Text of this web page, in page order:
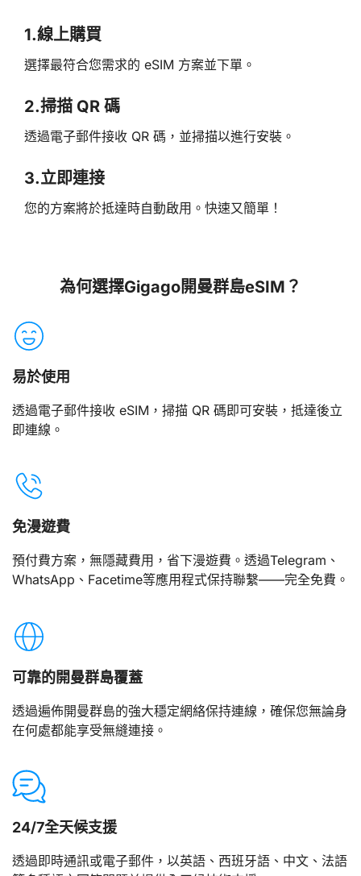
1.線上購買
選擇最符合您需求的 eSIM 方案並下單。
2.掃描 QR 碼
透過電子郵件接收 QR 碼，並掃描以進行安裝。
3.立即連接
您的方案將於抵達時自動啟用。快速又簡單！
為何選擇Gigago開曼群島eSIM？
易於使用
透過電子郵件接收 eSIM，掃描 QR 碼即可安裝，抵達後立
即連線。
免漫遊費
預付費方案，無隱藏費用，省下漫遊費。透過Telegram、
WhatsApp、Facetime等應用程式保持聯繫——完全免費。
可靠的開曼群島覆蓋
透過遍佈開曼群島的強大穩定網絡保持連線，確保您無論身
在何處都能享受無縫連接。
24/7全天候支援
透過即時通訊或電子郵件，以英語、西班牙語、中文、法語